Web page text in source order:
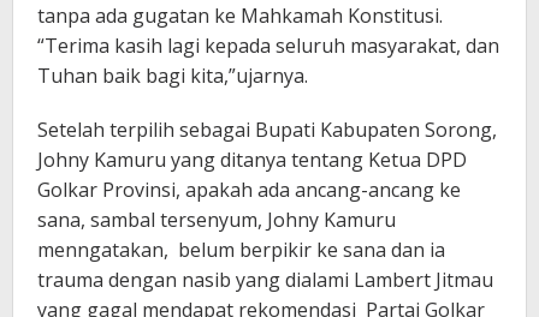
tanpa ada gugatan ke Mahkamah Konstitusi.
“Terima kasih lagi kepada seluruh masyarakat, dan
Tuhan baik bagi kita,”ujarnya.
Setelah terpilih sebagai Bupati Kabupaten Sorong,
Johny Kamuru yang ditanya tentang Ketua DPD
Golkar Provinsi, apakah ada ancang-ancang ke
sana, sambal tersenyum, Johny Kamuru
menngatakan, belum berpikir ke sana dan ia
trauma dengan nasib yang dialami Lambert Jitmau
yang gagal mendapat rekomendasi Partai Golkar